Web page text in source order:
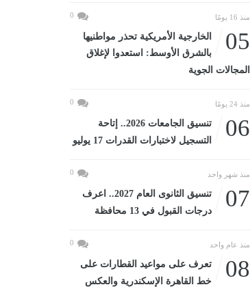
منذ 16 يومًا 0
05
الخارجية الأمريكية تحذر مواطنيها
بالشرق الأوسط: استعدوا لإغلاق
المجالات الجوية
منذ 24 يومًا 0
06
تنسيق الجامعات 2026.. إتاحة
التسجيل لاختبارات القدرات 17 يوليو
منذ شهر واحد 0
07
تنسيق الثانوى العام 2027.. اعرف
درجات القبول في 13 محافظة
منذ عام واحد 0
08
تعرف على مواعيد القطارات على
خط القاهرة الإسكندرية والعكس